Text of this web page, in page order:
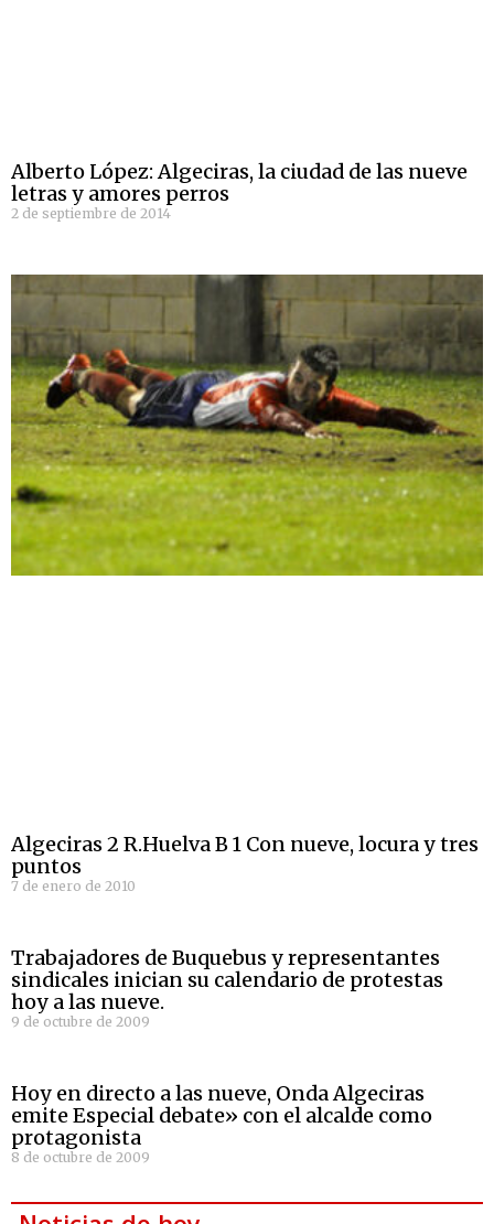
Alberto López: Algeciras, la ciudad de las nueve
letras y amores perros
2 de septiembre de 2014
Algeciras 2 R.Huelva B 1 Con nueve, locura y tres
puntos
7 de enero de 2010
Trabajadores de Buquebus y representantes
sindicales inician su calendario de protestas
hoy a las nueve.
9 de octubre de 2009
Hoy en directo a las nueve, Onda Algeciras
emite Especial debate» con el alcalde como
protagonista
8 de octubre de 2009